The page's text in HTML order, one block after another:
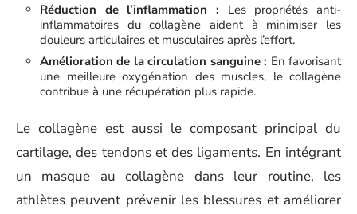
Réduction de l’inflammation : Les propriétés anti-
inflammatoires du collagène aident à minimiser les
douleurs articulaires et musculaires après l’effort.
Amélioration de la circulation sanguine : En favorisant
une meilleure oxygénation des muscles, le collagène
contribue à une récupération plus rapide.
Le collagène est aussi le composant principal du
cartilage, des tendons et des ligaments. En intégrant
un masque au collagène dans leur routine, les
athlètes peuvent prévenir les blessures et améliorer